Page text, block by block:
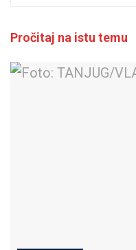
Pročitaj na istu temu